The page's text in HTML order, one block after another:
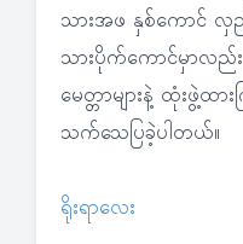
သားအဖ နှစ်ကောင်
သားပိုက်ကောင်မှာလည်
မေတ္တာများနဲ့ ထုံးဖွဲ့ထ
သက်သေပြခဲ့ပါတယ်။
ရိုးရာလေး